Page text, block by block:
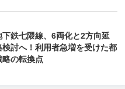
下鉄七隈線、6両化と2方向延
検討へ！利用者急増を受けた都
略の転換点